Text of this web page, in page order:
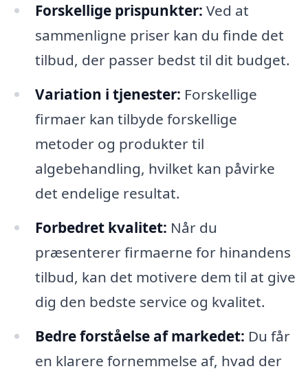
Forskellige prispunkter: Ved at
sammenligne priser kan du finde det
tilbud, der passer bedst til dit budget.
Variation i tjenester: Forskellige
firmaer kan tilbyde forskellige
metoder og produkter til
algebehandling, hvilket kan påvirke
det endelige resultat.
Forbedret kvalitet: Når du
præsenterer firmaerne for hinandens
tilbud, kan det motivere dem til at give
dig den bedste service og kvalitet.
Bedre forståelse af markedet: Du får
en klarere fornemmelse af, hvad der